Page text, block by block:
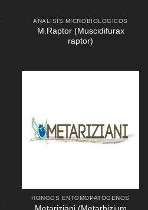
ANALISIS MICROBIOLOGICOS
M.Raptor (Muscidifurax
raptor)
HONGOS ENTOMOPATÓGENOS